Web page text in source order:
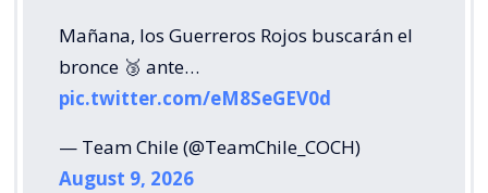
Mañana, los Guerreros Rojos buscarán el
bronce 🥉 ante…
pic.twitter.com/eM8SeGEV0d
— Team Chile (@TeamChile_COCH)
August 9, 2026